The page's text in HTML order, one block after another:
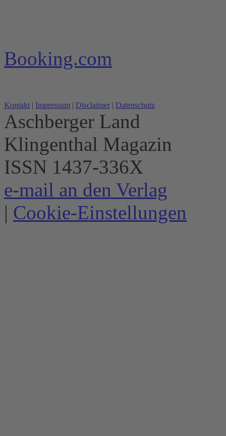
Booking.com
Kontakt | Impressum | Disclaimer | Datenschutz
Aschberger Land
Klingenthal Magazin
ISSN 1437-336X
e-mail an den Verlag
| Cookie-Einstellungen